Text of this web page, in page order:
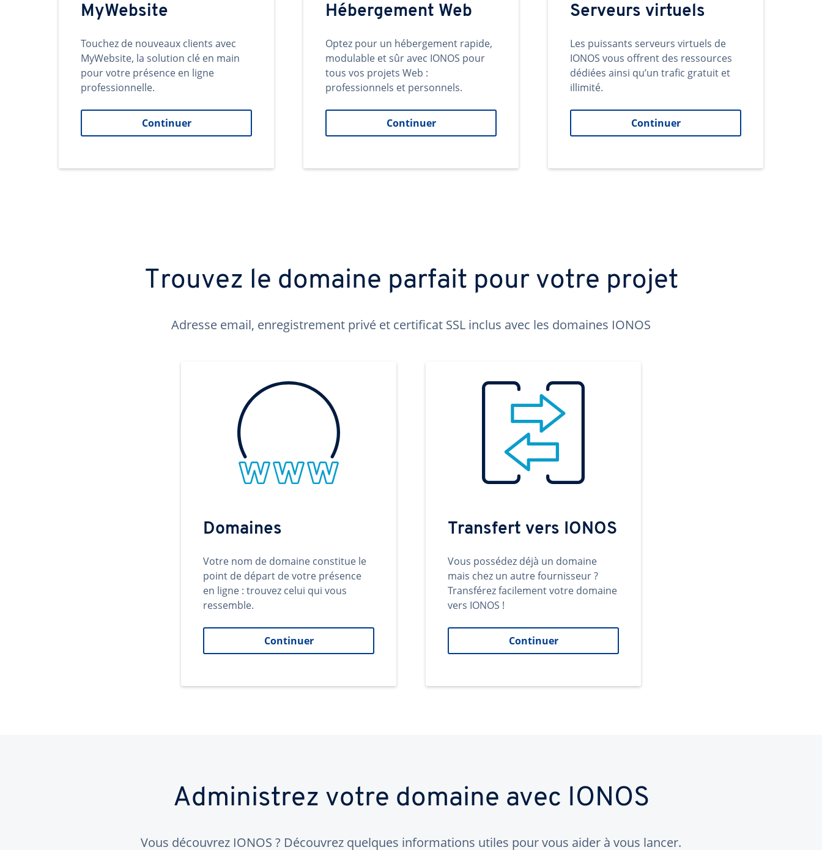
MyWebsite
Touchez de nouveaux clients avec
MyWebsite, la solution clé en main
pour votre présence en ligne
professionnelle.
Continuer
Hébergement Web
Optez pour un hébergement rapide,
modulable et sûr avec IONOS pour
tous vos projets Web :
professionnels et personnels.
Continuer
Serveurs virtuels
Les puissants serveurs virtuels de
IONOS vous offrent des ressources
dédiées ainsi qu’un trafic gratuit et
illimité.
Continuer
Trouvez le domaine parfait pour votre projet
Adresse email, enregistrement privé et certificat SSL inclus avec les domaines IONOS
Domaines
Votre nom de domaine constitue le
point de départ de votre présence
en ligne : trouvez celui qui vous
ressemble.
Continuer
Transfert vers IONOS
Vous possédez déjà un domaine
mais chez un autre fournisseur ?
Transférez facilement votre domaine
vers IONOS !
Continuer
Administrez votre domaine avec IONOS
Vous découvrez IONOS ? Découvrez quelques informations utiles pour vous aider à vous lancer.